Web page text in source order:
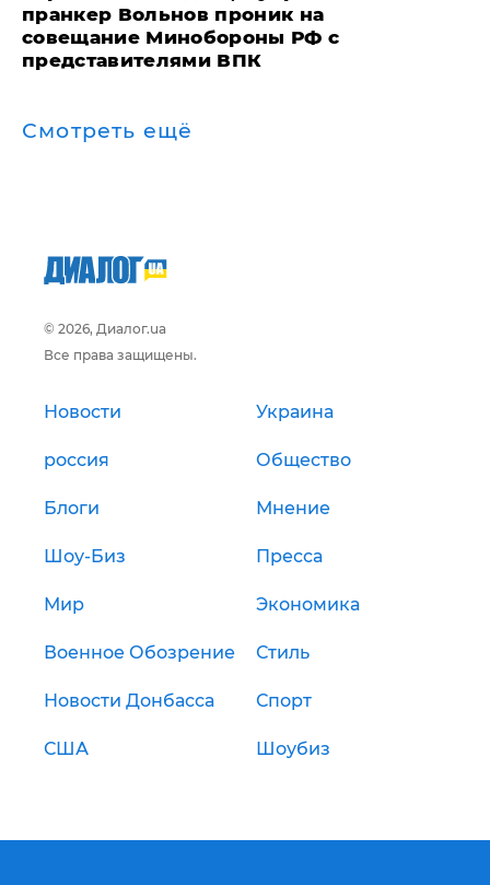
пранкер Вольнов проник на
совещание Минобороны РФ с
представителями ВПК
Смотреть ещё
© 2026, Диалог.ua
Все права защищены.
Новости Украина
россия Общество
Блоги Мнение
Шоу-Биз Пресса
Мир Экономика
Военное Обозрение Стиль
Новости Донбасса Спорт
США Шоубиз